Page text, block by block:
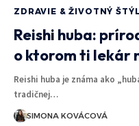
ZDRAVIE & ŽIVOTNÝ ŠTÝL
Reishi huba:
o ktorom ti lekár
Reishi huba je známa ako
tradičnej…
SIMONA KOVÁCOVÁ